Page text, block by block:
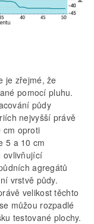
je zřejmé, že
pomocí pluhu.
půdy
nejvyšší právě
cm oproti
5 a 10 cm
ovlivňující
agregátů
vrstvě půdy.
velikost těchto
můžou rozpadlé
testované plochy.